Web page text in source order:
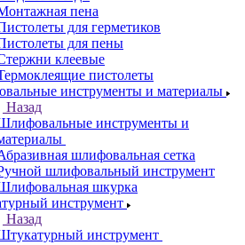
пена
для герметиков
для пены
клеевые
пистолеты
инструменты и материалы
Назад
инструменты и
шлифовальная сетка
шлифовальный инструмент
шкурка
инструмент
Назад
инструмент